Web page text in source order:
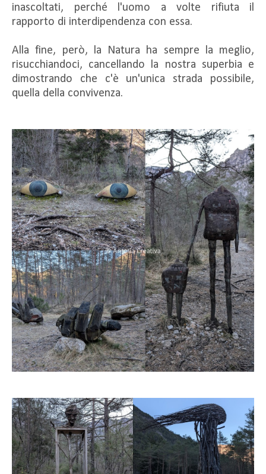
inascoltati, perché l'uomo a volte rifiuta il
rapporto di interdipendenza con essa.
Alla fine, però, la Natura ha sempre la meglio,
risucchiandoci, cancellando la nostra superbia e
dimostrando che c'è un'unica strada possibile,
quella della convivenza.